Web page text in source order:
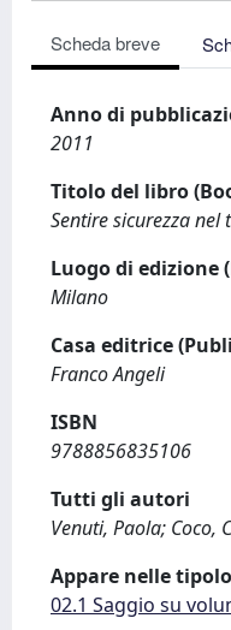
Scheda breve
Anno di
2011
Titolo del libro
Sentire sicurezza
Luogo di edizione
Milano
Casa editrice
Franco Angeli
ISBN
9788856835106
Tutti gli autori
Venuti, Paola; Coco,
Appare nelle
02.1 Saggio su